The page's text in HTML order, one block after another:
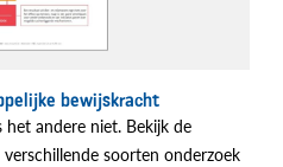
bewijskracht
andere niet. Bekijk de
soorten onderzoek